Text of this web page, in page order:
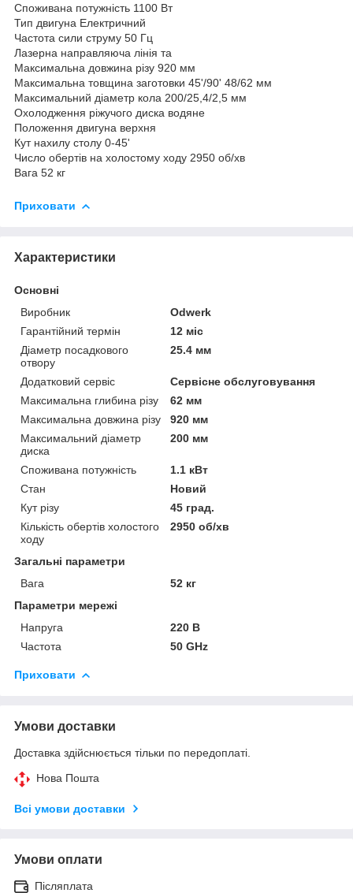
Споживана потужність 1100 Вт
Тип двигуна Електричний
Частота сили струму 50 Гц
Лазерна направляюча лінія та
Максимальна довжина різу 920 мм
Максимальна товщина заготовки 45'/90' 48/62 мм
Максимальний діаметр кола 200/25,4/2,5 мм
Охолодження ріжучого диска водяне
Положення двигуна верхня
Кут нахилу столу 0-45'
Число обертів на холостому ходу 2950 об/хв
Вага 52 кг
Приховати
Характеристики
Основні
Виробник
Odwerk
Гарантійний термін
12 міс
Діаметр посадкового
отвору
25.4 мм
Додатковий сервіс
Сервісне обслуговування
Максимальна глибина різу
62 мм
Максимальна довжина різу
920 мм
Максимальний діаметр
диска
200 мм
Споживана потужність
1.1 кВт
Стан
Новий
Кут різу
45 град.
Кількість обертів холостого
ходу
2950 об/хв
Загальні параметри
Вага
52 кг
Параметри мережі
Напруга
220 В
Частота
50 GHz
Приховати
Умови доставки
Доставка здійснюється тільки по передоплаті.
Нова Пошта
Всі умови доставки
Умови оплати
Післяплата